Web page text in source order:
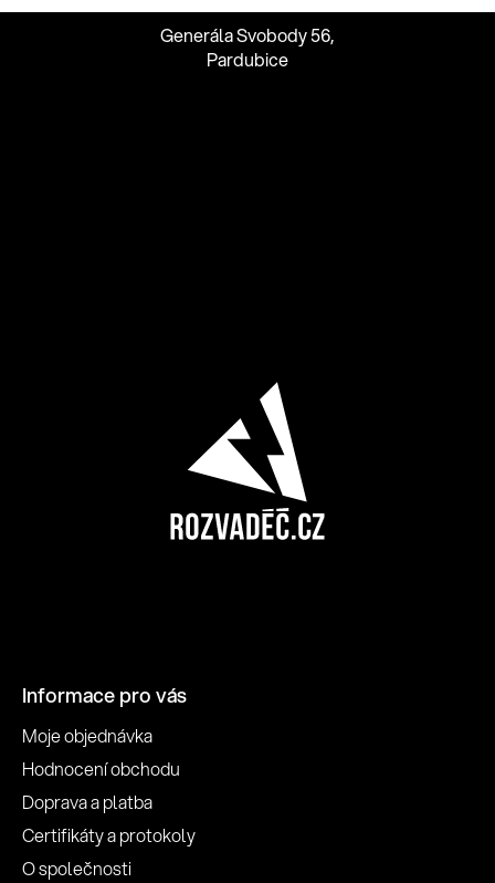
Generála Svobody 56,
Pardubice
Informace pro vás
Moje objednávka
Hodnocení obchodu
Doprava a platba
Certifikáty a protokoly
O společnosti